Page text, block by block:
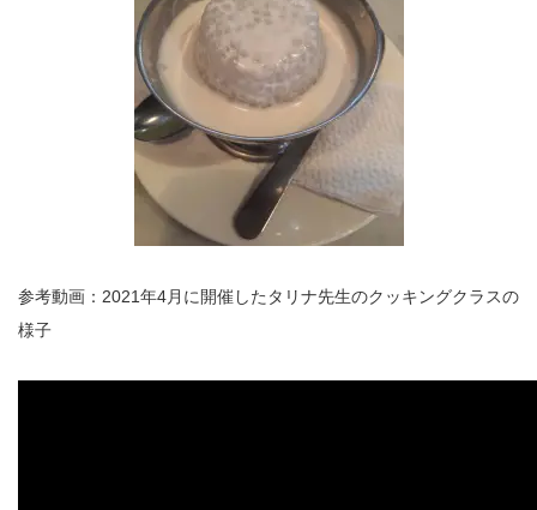
参考動画：2021年4月に開催したタリナ先生のクッキングクラスの
様子